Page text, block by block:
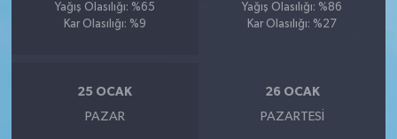
Yağış Olasılığı: %65
Kar Olasılığı: %9
Yağış Olasılığı: %86
Kar Olasılığı: %27
25 OCAK
PAZAR
26 OCAK
PAZARTESI